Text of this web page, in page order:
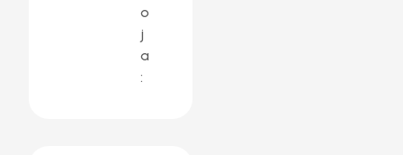
o
j
a
: